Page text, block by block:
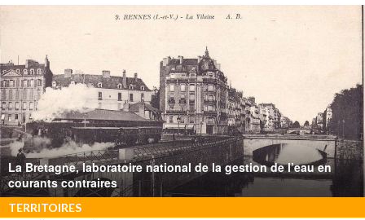
La Bretagne, laboratoire national de la gestion de l’eau en
courants contraires
TERRITOIRES